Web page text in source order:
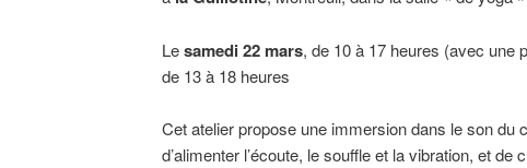
Lesamedi 22 mars, de 10 à 17 heures (avec une
de 13 à 18 heures
Cet atelier propose une immersion dans le son du
d’alimenter l’écoute, le souffle et la vibration, et de